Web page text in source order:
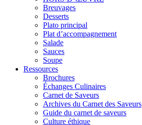
Breuvages
Desserts
Plato principal
Plat d’accompagnement
Salade
Sauces
Soupe
Ressources
Brochures
Échanges Culinaires
Carnet de Saveurs
Archives du Carnet des Saveurs
Guide du carnet de saveurs
Culture éthique